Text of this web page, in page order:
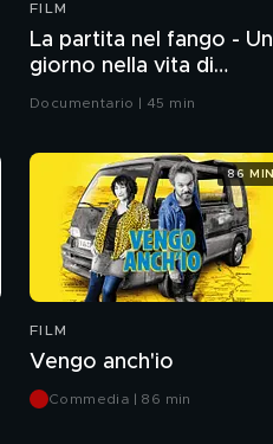
FILM
La partita nel fango - Un
giorno nella vita di
Documentario | 45 min
FILM
Vengo anch'io
Commedia | 86 min
86 MIN